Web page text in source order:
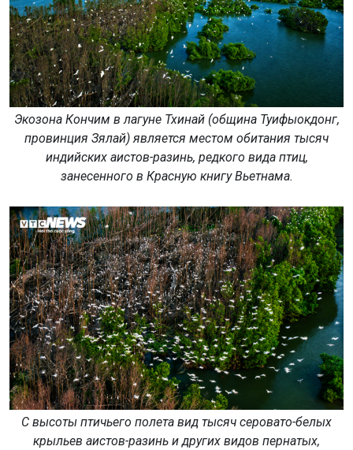
Экозона Кончим в лагуне Тхинай (община Туифыокдонг,
провинция Зялай) является местом обитания тысяч
индийских аистов-разинь, редкого вида птиц,
занесенного в Красную книгу Вьетнама.
С высоты птичьего полета вид тысяч серовато-белых
крыльев аистов-разинь и других видов пернатых,